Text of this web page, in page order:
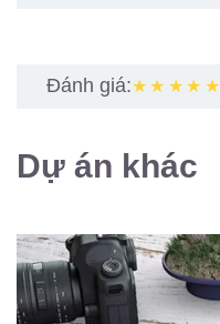
Đánh giá:★★★★★
Dự án khác